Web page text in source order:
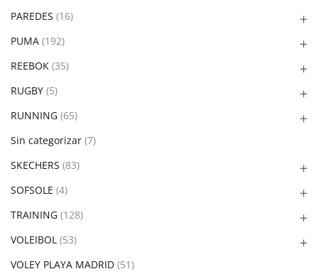
PAREDES (16)
PUMA (192)
REEBOK (35)
RUGBY (5)
RUNNING (65)
Sin categorizar (7)
SKECHERS (83)
SOFSOLE (4)
TRAINING (128)
VOLEIBOL (53)
VOLEY PLAYA MADRID (51)